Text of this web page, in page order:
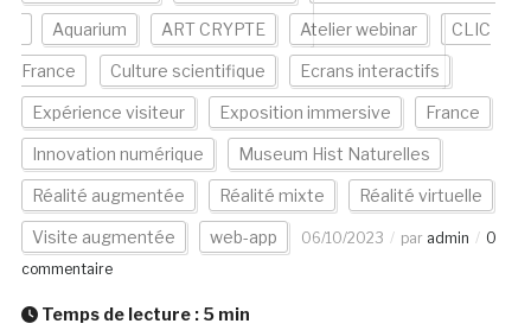
Aquarium ART CRYPTE Atelier webinar CLIC
France Culture scientifique Ecrans interactifs
Expérience visiteur Exposition immersive France
Innovation numérique Museum Hist Naturelles
Réalité augmentée Réalité mixte Réalité virtuelle
Visite augmentée web-app 06/10/2023 par admin
0
commentaire
Temps de lecture : 5 min